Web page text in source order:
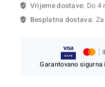
Vrijeme dostave: Do 4
Besplatna dostava:
Garantovano